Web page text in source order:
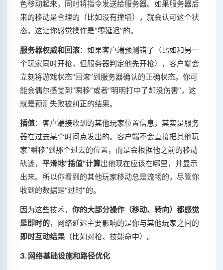
色移动起来，同时将指令发送给服务器。如果服务器后
来的移动是合理的（比如没有撞墙），就会认可这个状
态。这让你感觉操作是“零延迟”的。
服务器权威和回滚：如果客户端预测错了（比如和另一
个玩家同时开枪，但服务器判定他先开枪），客户端会
立刻将游戏状态“回滚”到服务器确认的正确状态。你可
能会偶尔感觉到“瞬移”或者“明明打中了却没伤害”，这
就是预测失败被纠正的结果。
插值：客户端接收到的其他玩家位置信息，其实是服务
器在过去某个时间点发出的。客户端不会直接把其他玩
家“瞬移”到那个过去的位置，而是会根据他之前的移动
轨迹， 平滑地“插值”计算出他现在应该在哪里，并显示
出来。所以你看到的其他玩家移动总是流畅的，尽管你
收到的数据是“过时”的。
因为这些技术， 你的大部分操作（移动、转向）都感觉
是即时的，网络延迟主要影响的是你与其他玩家之间的
即时互动结果 （比如对枪、技能命中）。
3. 网络基础设施和路径优化